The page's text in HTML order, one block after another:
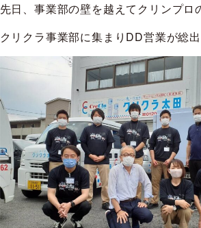
先日、事業部の壁を越えてクリンプロ
クリクラ事業部に集まりDD営業が総